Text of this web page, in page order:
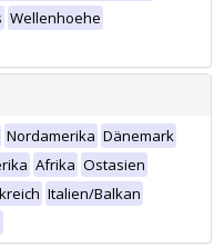
Wellenhoehe
Nordamerika Dänemark
Afrika Ostasien
Italien/Balkan